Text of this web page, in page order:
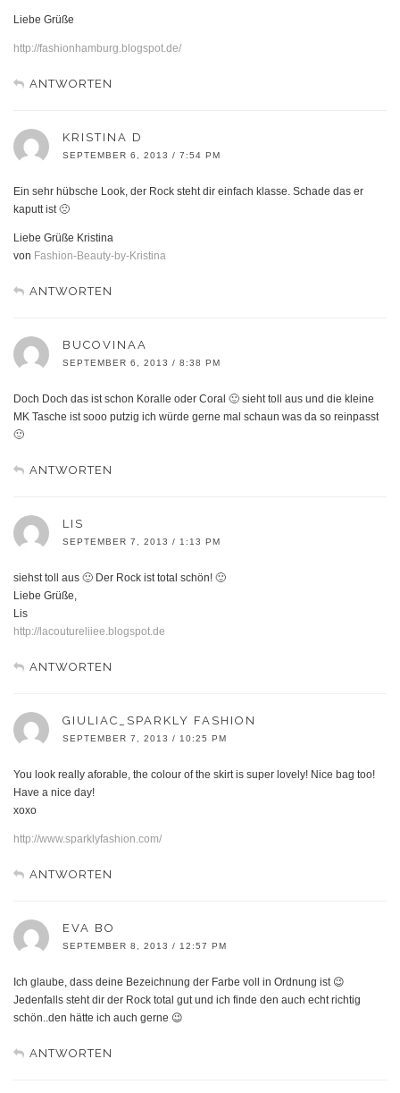
Liebe Grüße
http://fashionhamburg.blogspot.de/
ANTWORTEN
KRISTINA D
SEPTEMBER 6, 2013 / 7:54 PM
Ein sehr hübsche Look, der Rock steht dir einfach klasse. Schade das er
kaputt ist 🙁
Liebe Grüße Kristina
von Fashion-Beauty-by-Kristina
ANTWORTEN
BUCOVINAA
SEPTEMBER 6, 2013 / 8:38 PM
Doch Doch das ist schon Koralle oder Coral 🙂 sieht toll aus und die kleine
MK Tasche ist sooo putzig ich würde gerne mal schaun was da so reinpasst
🙂
ANTWORTEN
LIS
SEPTEMBER 7, 2013 / 1:13 PM
siehst toll aus 🙂 Der Rock ist total schön! 🙂
Liebe Grüße,
Lis
http://lacoutureliiee.blogspot.de
ANTWORTEN
GIULIAC_SPARKLY FASHION
SEPTEMBER 7, 2013 / 10:25 PM
You look really aforable, the colour of the skirt is super lovely! Nice bag too!
Have a nice day!
xoxo
http://www.sparklyfashion.com/
ANTWORTEN
EVA BO
SEPTEMBER 8, 2013 / 12:57 PM
Ich glaube, dass deine Bezeichnung der Farbe voll in Ordnung ist 😉
Jedenfalls steht dir der Rock total gut und ich finde den auch echt richtig
schön..den hätte ich auch gerne 😉
ANTWORTEN